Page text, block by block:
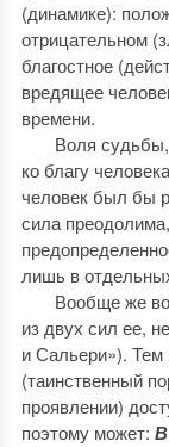
(динамике):
отрицательном
благостное
вредящее
времени.
Воля судьбы,
ко благу
человек был бы
сила
лишь в
Вообще же
из двух сил ее,
и Сальери»). Тем
(таинственный
проявлении)
поэтому может: